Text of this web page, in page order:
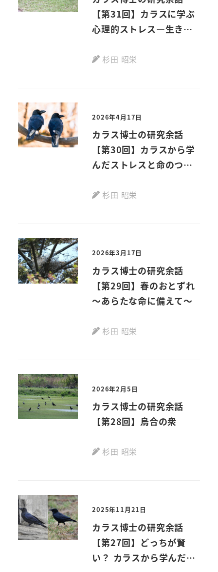
【第31回】カラスに学ぶ
心理的ストレス―生きと
スあり―
杉田 昭栄
2026年4月17日
カラス博士の研究余話
【第30回】カラスから学
んだストレスと命のつな
杉田 昭栄
2026年3月17日
カラス博士の研究余話
【第29回】春のおとずれ
～あらたな命に備えて～
杉田 昭栄
2026年2月5日
カラス博士の研究余話
【第28回】烏合の衆
杉田 昭栄
2025年11月21日
カラス博士の研究余話
【第27回】どっちが賢
い？ カラスから学んだ探